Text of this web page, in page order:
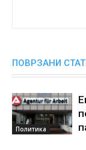
ПОВРЗАНИ
Политика